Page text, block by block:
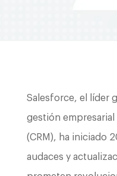
Salesforce, el líder
gestión empresarial
(CRM), ha iniciado
audaces y